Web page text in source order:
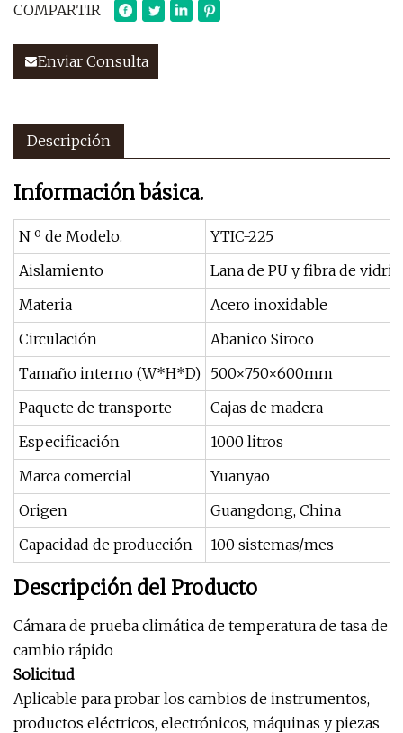
COMPARTIR
Enviar Consulta
Descripción
Información básica.
N º de Modelo.
YTIC-225
Aislamiento
Lana de PU y fibra de vidrio
Materia
Acero inoxidable
Circulación
Abanico Siroco
Tamaño interno (W*H*D) 500×750×600mm
Paquete de transporte
Cajas de madera
Especificación
1000 litros
Marca comercial
Yuanyao
Origen
Guangdong, China
Capacidad de producción
100 sistemas/mes
Descripción del Producto
Cámara de prueba climática de temperatura de tasa de
cambio rápido
Solicitud
Aplicable para probar los cambios de instrumentos,
productos eléctricos, electrónicos, máquinas y piezas